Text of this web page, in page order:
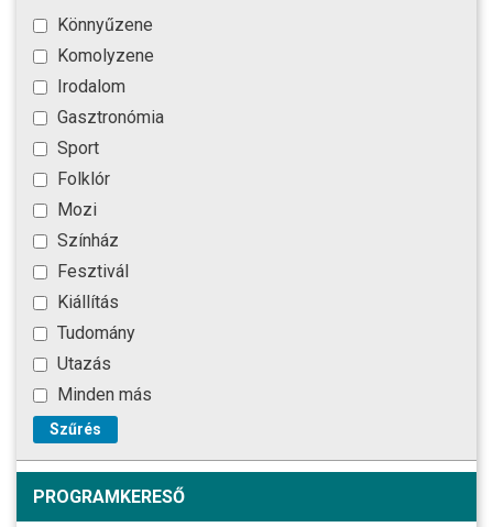
Könnyűzene
Komolyzene
Irodalom
Gasztronómia
Sport
Folklór
Mozi
Színház
Fesztivál
Kiállítás
Tudomány
Utazás
Minden más
Szűrés
PROGRAMKERESŐ